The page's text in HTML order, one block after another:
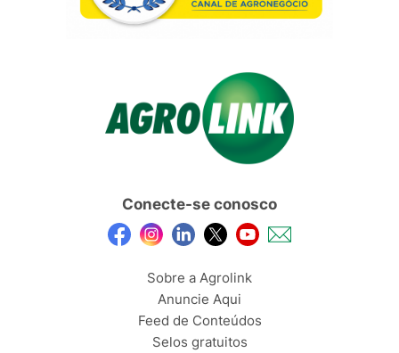
Conecte-se conosco
Sobre a Agrolink
Anuncie Aqui
Feed de Conteúdos
Selos gratuitos